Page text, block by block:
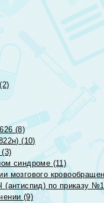
(8)
(10)
синдроме (11)
мозгового
по приказу
(9)